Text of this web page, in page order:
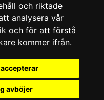
och riktade
analysera vår
och för att förstå
kommer ifrån.
avböjer
av personuppgifter
|Visselblås